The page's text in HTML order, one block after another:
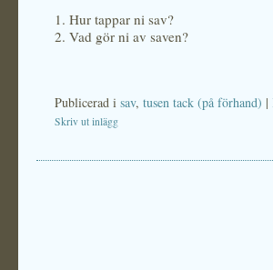
1. Hur tappar ni sav?
2. Vad gör ni av saven?
Publicerad i sav, tusen tack (på förhand) |
Skriv ut inlägg